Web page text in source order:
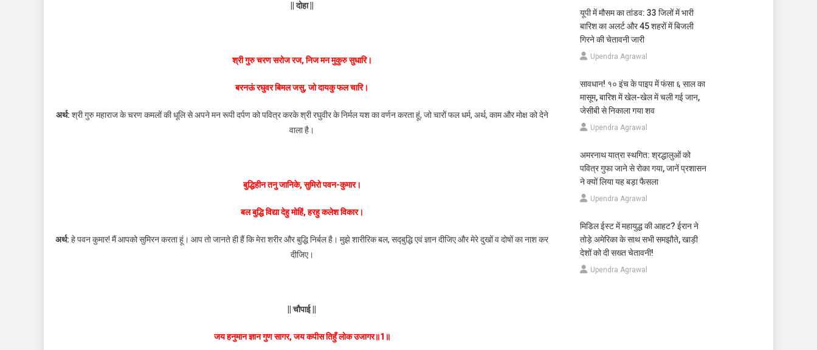
Charan
||दोहा
श्री गुरु चरण सरोज रज, निज मन मुकुरु सुधारि।
बरनऊं रघुवर बिमल जसु, जो दायकु फल चारि।
अर्थ: श्री गुरु महाराज के चरण कमलों की धूलि से अपने मन रूपी दर्पण को पवित्र करके श्री रघुवीर के निर्मल यश का वर्णन करता हूं, जो चारों फल धर्म, अर्थ, काम और मोक्ष को देने
वाला है।
बुद्धिहीन तनु जानिके, सुमिरो पवन-कुमार।
बल बुद्धि विद्या देहु मोहिं, हरहु कलेश विकार।
अर्थ: हे पवन कुमार! मैं आपको सुमिरन करता हूं। आप तो जानते ही हैं कि मेरा शरीर और बुद्धि निर्बल है। मुझे शारीरिक बल, सद्‍बुद्धि एवं ज्ञान दीजिए और मेरे दुखों व दोषों का नाश कर
दीजिए।
चौपाई
जय हनुमान ज्ञान गुण सागर, जय कपीस तिहुँ लोक उजागर॥1॥
यूपी में मौसम का तांडव: 33 जिलों में भारी
बारिश का अलर्ट और 45 शहरों में बिजली
गिरने की चेतावनी जारी
Upendra Agrawal
सावधान! १० इंच के पाइप में फंसा ६ साल का
मासूम, बारिश में खेल-खेल में चली गई जान,
जेसीबी से निकाला गया शव
Upendra Agrawal
अमरनाथ यात्रा स्थगित: श्रद्धालुओं को
पवित्र गुफा जाने से रोका गया, जानें प्रशासन
ने क्यों लिया यह बड़ा फैसला
Upendra Agrawal
मिडिल ईस्ट में महायुद्ध की आहट? ईरान ने
तोड़े अमेरिका के साथ सभी समझौते, खाड़ी
देशों को दी सख्त चेतावनी!
Upendra Agrawal